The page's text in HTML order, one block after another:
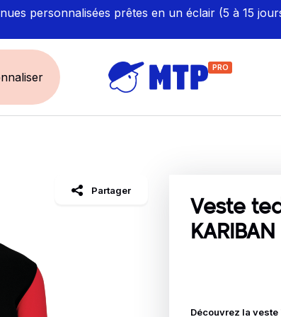
personnalisées prêtes en un éclair (5 à 15
PRO
Santé - Bien-être Made in
Fabriqué en
Veste
Découvrez la
Partager